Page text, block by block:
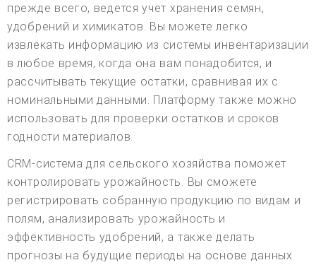
прежде всего, ведется учет хранения семян,
удобрений и химикатов. Вы можете легко
извлекать информацию из системы инвентаризации
в любое время, когда она вам понадобится, и
рассчитывать текущие остатки, сравнивая их с
номинальными данными. Платформу также можно
использовать для проверки остатков и сроков
годности материалов.
CRM-система для сельского хозяйства поможет
контролировать урожайность. Вы сможете
регистрировать собранную продукцию по видам и
полям, анализировать урожайность и
эффективность удобрений, а также делать
прогнозы на будущие периоды на основе данных